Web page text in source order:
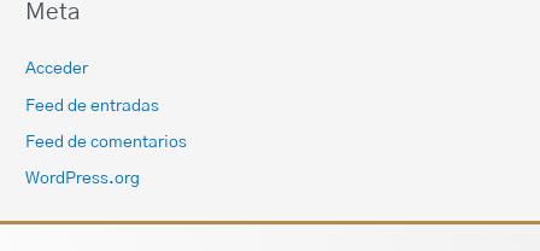
Meta
Acceder
Feed de entradas
Feed de comentarios
WordPress.org